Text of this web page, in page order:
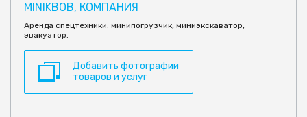
MINIKBOB, КОМПАНИЯ
Аренда спецтехники: минипогрузчик, миниэкскаватор,
эвакуатор.
Добавить фотографии
товаров и услуг